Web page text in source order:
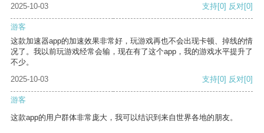
2025-10-03
支持[0] 反对[0]
游客
这款加速器app的加速效果非常好，玩游戏再也不会出现卡顿、掉线的情
况了。我以前玩游戏经常会输，现在有了这个app，我的游戏水平提升了
不少。
2025-10-03
支持[0] 反对[0]
游客
这款app的用户群体非常庞大，我可以结识到来自世界各地的朋友。